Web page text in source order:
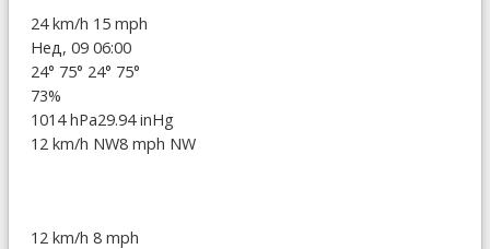
24 km/h 15 mph
Нед, 09 06:00
24° 75° 24° 75°
73%
1014 hPa29.94 inHg
12 km/h NW8 mph NW
12 km/h 8 mph